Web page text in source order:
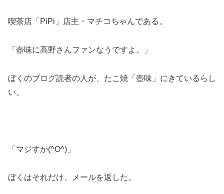
喫茶店「PiPi」店主・マチコちゃんである。
「壺味に高野さんファンなうですよ。」
ぼくのブログ読者の人が、たこ焼「壺味」にきているらし
い。
「マジすか(^O^)」
ぼくはそれだけ、メールを返した。